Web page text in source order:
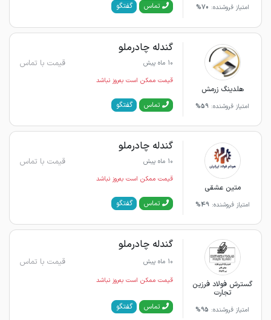
امتیاز فروشنده: 70% تماس گفتگو
هلدینگ زرمش
امتیاز فروشنده: 59%
گندله چادرملو
10 ماه پیش قیمت با تماس
قیمت ممکن است به‌روز نباشد
تماس گفتگو
متین عشقی
امتیاز فروشنده:49%
گندله چادرملو
10 ماه پیش قیمت با تماس
قیمت ممکن است به‌روز نباشد
تماس گفتگو
گسترش فولاد فرزین
تجارت
امتیاز فروشنده: 95%
گندله چادرملو
10 ماه پیش قیمت با تماس
قیمت ممکن است به‌روز نباشد
تماس گفتگو